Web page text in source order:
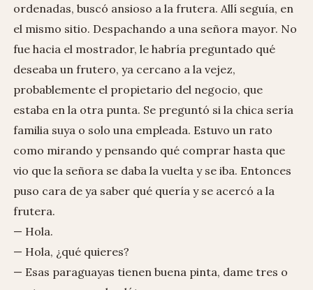
ordenadas, buscó ansioso a la frutera. Allí seguía, en
el mismo sitio. Despachando a una señora mayor. No
fue hacia el mostrador, le habría preguntado qué
deseaba un frutero, ya cercano a la vejez,
probablemente el propietario del negocio, que
estaba en la otra punta. Se preguntó si la chica sería
familia suya o solo una empleada. Estuvo un rato
como mirando y pensando qué comprar hasta que
vio que la señora se daba la vuelta y se iba. Entonces
puso cara de ya saber qué quería y se acercó a la
frutera.
— Hola.
— Hola, ¿qué quieres?
— Esas paraguayas tienen buena pinta, dame tres o